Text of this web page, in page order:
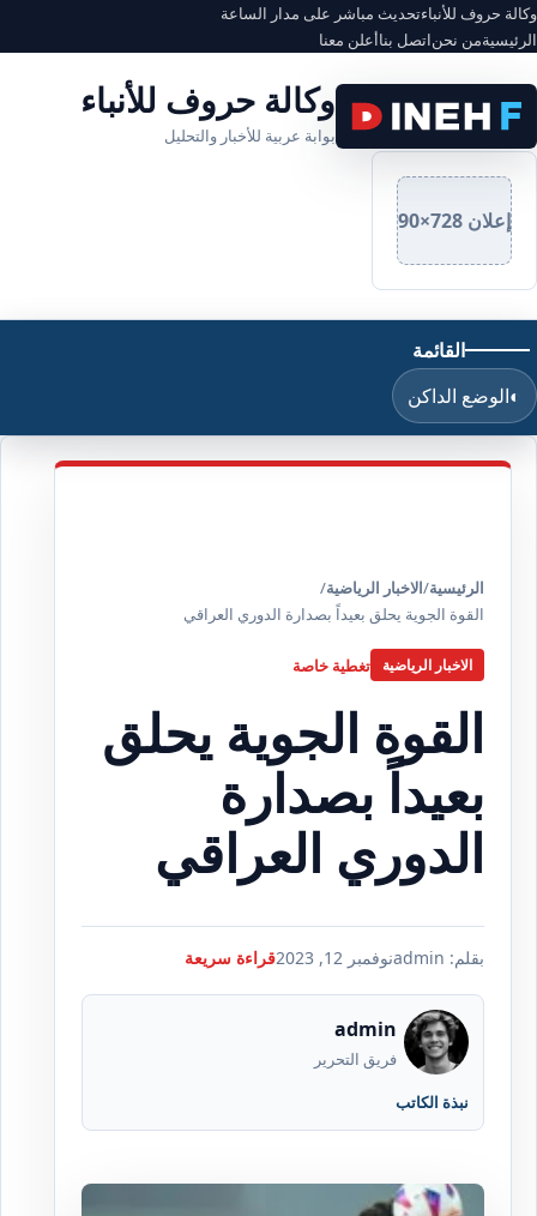
وكالة حروف للأنباءتحديث مباشر على مدار الساعة
الرئيسيةمن نحناتصل بناأعلن معنا
وكالة حروف للأنباء
بوابة عربية للأخبار والتحليل
إعلان 728×90
القائمة
◐الوضع الداكن
الرئيسية/الاخبار الرياضية/
القوة الجوية يحلق بعيداً بصدارة الدوري العراقي
الاخبار الرياضية تغطية خاصة
القوة الجوية يحلق
بعيداً بصدارة
الدوري العراقي
بقلم: admin نوفمبر 12, 2023 قراءة سريعة
admin
فريق التحرير
نبذة الكاتب